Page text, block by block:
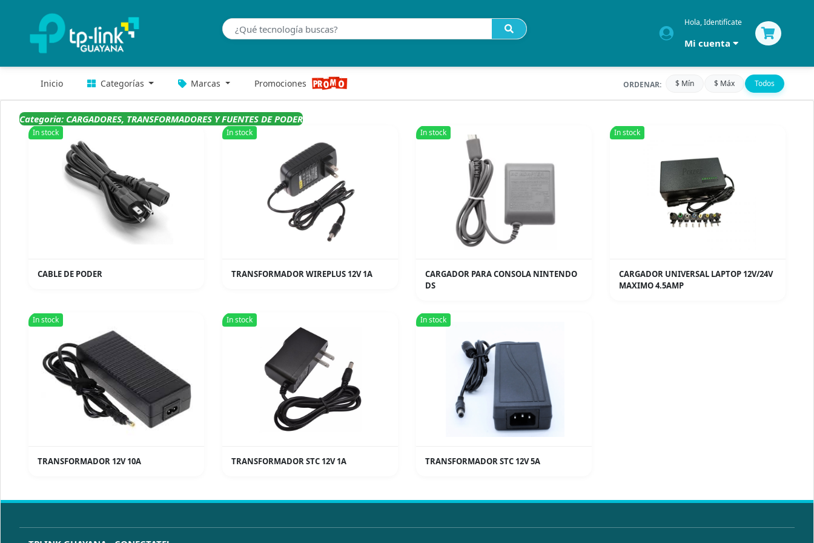
Hola, Identifícate
Mi cuenta
Inicio Categorías Marcas Promociones ORDENAR: $ Mín $ Máx Todos
Categoria: CARGADORES, TRANSFORMADORES Y FUENTES DE PODER
In stock
CABLE DE PODER
In stock
TRANSFORMADOR WIREPLUS 12V 1A
In stock
CARGADOR PARA CONSOLA NINTENDO
DS
In stock
CARGADOR UNIVERSAL LAPTOP 12V/24V
MAXIMO 4.5AMP
In stock
TRANSFORMADOR 12V 10A
In stock
TRANSFORMADOR STC 12V 1A
In stock
TRANSFORMADOR STC 12V 5A